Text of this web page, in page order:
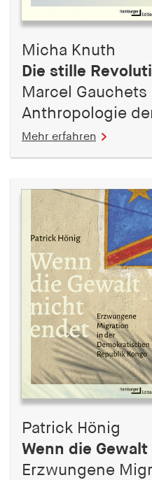
Micha Knuth
Die stille
Marcel
Anthropologie
Mehr erfahren
Patrick Hönig
Wenn die
Erzwungene